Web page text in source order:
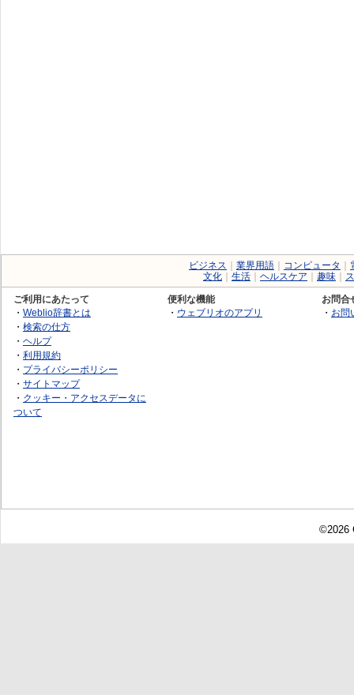
ビジネス 業界用語 コンピュータ
文化
生活 ヘルスケア 趣味
ご利用にあたって
・ Weblio辞書とは
・ 検索の仕方
・ ヘルプ
・ 利用規約
・ プライバシーポリシー
・ サイトマップ
・ クッキー・アクセスデータに
ついて
便利な機能
・ ウェブリオのアプリ
お問合
・ お問
©2026